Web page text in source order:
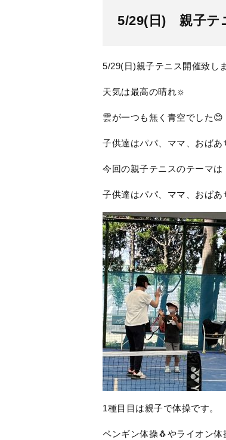
5/29(日) 親子テ
5/29(日)親子テニス開催致し
天気は最高の晴れ☼
雲が一つも無く青空でした😊
子供達はパパ、ママ、おば
今回の親子テニスのテーマは
子供達はパパ、ママ、おば
1種目目は親子で体操です。
ペンギン体操🐧やライオン体